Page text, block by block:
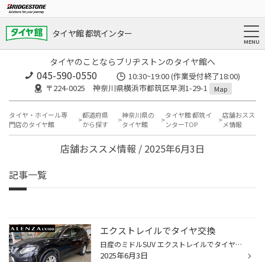
タイヤ館 都筑インター
タイヤのことならブリヂストンのタイヤ館へ
045-590-0550
10:30~19:00 (作業受付終了18:00)
〒224-0025 神奈川県横浜市都筑区早渕1-29-1
Map
タイヤ・ホイール専
門店のタイヤ館
都道府県
から探す
神奈川県の
タイヤ館
タイヤ館 都筑イ
ンターTOP
店舗おスス
メ情報
店舗おススメ情報 / 2025年6月3日
記事一覧
エクストレイルでタイヤ交換
日産のミドルSUV エクストレイルでタイヤ4本交換です 装着タイヤはこちら プレミアムSUV専用コンフォートタイヤ アレンザLX100 225/65R17 LX100は乗り心地、静粛性を重視した SUV専用タイヤです サイドウォールも強化されているので 走行安定性にも優れています これで安心して走行できますね ご来...
2025年6月3日